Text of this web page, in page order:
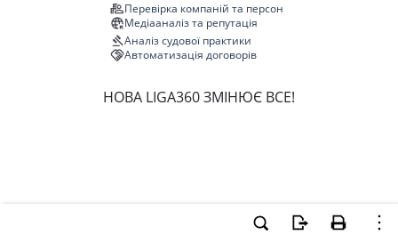
Перевірка компаній та персон
Медіааналіз та репутація
Аналіз судової практики
Автоматизація договорів
НОВА LIGA360 ЗМІНЮЄ ВСЕ!